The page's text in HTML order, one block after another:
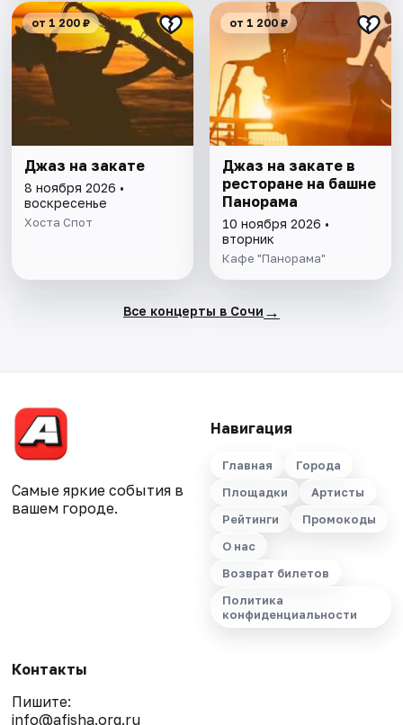
от 1 200 ₽
Джаз на закате
8 ноября 2026 •
воскресенье
Хоста Спот
от 1 200 ₽
Джаз на закате в
ресторане на башне
Панорама
10 ноября 2026 •
вторник
Кафе "Панорама"
Все концерты в Сочи →
Самые яркие события в
вашем городе.
Навигация
Главная
Города
Площадки
Артисты
Рейтинги
Промокоды
О нас
Возврат билетов
Политика
конфиденциальности
Контакты
Пишите:
info@afisha.org.ru